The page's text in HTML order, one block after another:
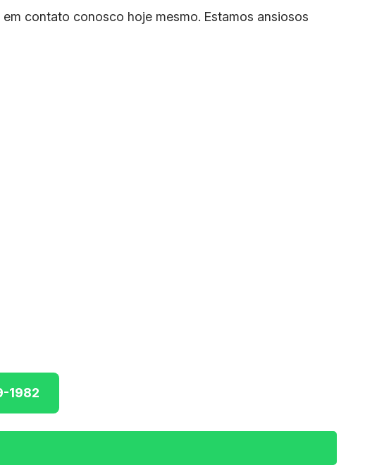
contato conosco hoje mesmo. Estamos ansiosos
1982